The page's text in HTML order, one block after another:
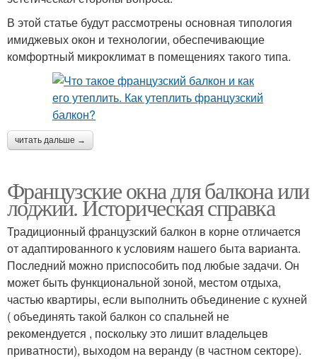
В этой статье будут рассмотрены основная типология
имиджевых окон и технологии, обеспечивающие
комфортный микроклимат в помещениях такого типа.
читать дальше →
Французские окна для балкона или
лоджии. Историческая справка
Традиционный французский балкон в корне отличается
от адаптированного к условиям нашего быта варианта.
Последний можно приспособить под любые задачи. Он
может быть функциональной зоной, местом отдыха,
частью квартиры, если выполнить объединение с кухней
( объединять такой балкон со спальней не
рекомендуется , поскольку это лишит владельцев
приватности), выходом на веранду (в частном секторе).